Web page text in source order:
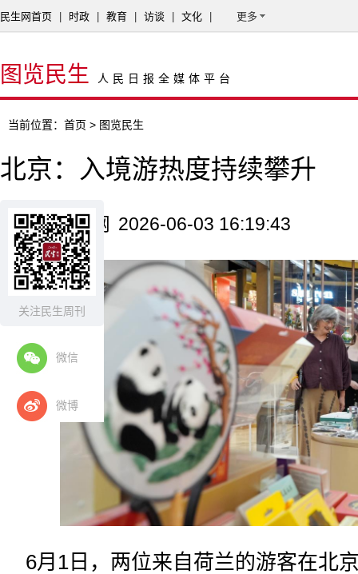
关注民生周刊
微信
微博
民生网首页 时政 教育 访谈 文化 更多
图览民生 人民日报全媒体平台
当前位置： 首页 > 图览民生
北京：入境游热度持续攀升
来源：新华网 2026-06-03 16:19:43
6月1日，两位来自荷兰的游客在北